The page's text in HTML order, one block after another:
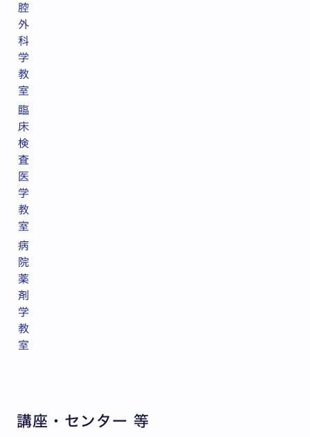
腔
外
科
学
教
室
臨
床
検
査
医
学
教
室
病
院
薬
剤
学
教
室
講座・センター 等